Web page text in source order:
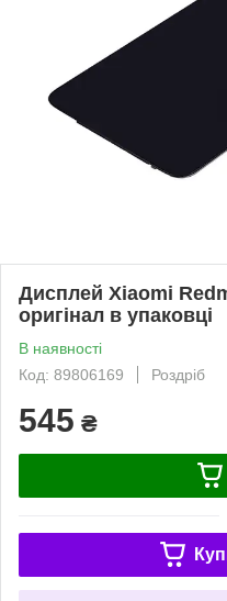
Дисплей Xiaomi
оригінал в упаковці
В наявності
Код: 89806169
Роздріб
545 ₴